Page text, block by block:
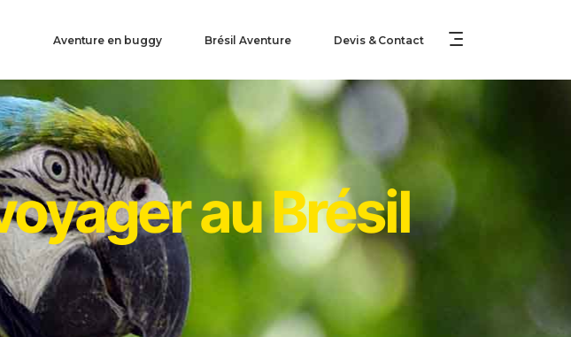
Aventure en buggy Brésil Aventure Devis & Contact
au Brésil